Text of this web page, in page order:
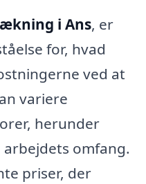
i Ans, er
for, hvad
ved at
variere
herunder
omfang.
priser, der